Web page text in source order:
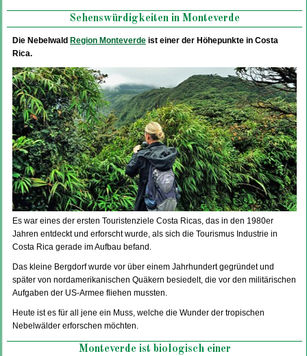
Sehenswürdigkeiten in Monteverde
Die Nebelwald Region Monteverde ist einer der Höhepunkte in Costa
Rica.
Es war eines der ersten Touristenziele Costa Ricas, das in den 1980er
Jahren entdeckt und erforscht wurde, als sich die Tourismus Industrie in
Costa Rica gerade im Aufbau befand.
Das kleine Bergdorf wurde vor über einem Jahrhundert gegründet und
später von nordamerikanischen Quäkern besiedelt, die vor den militärischen
Aufgaben der US-Armee fliehen mussten.
Heute ist es für all jene ein Muss, welche die Wunder der tropischen
Nebelwälder erforschen möchten.
Monteverde ist biologisch einer